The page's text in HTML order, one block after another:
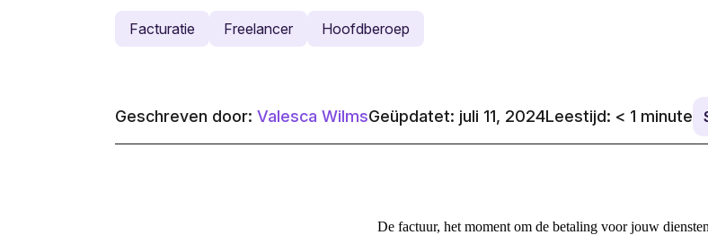
Facturatie Freelancer Hoofdberoep
Geschreven door: Valesca WilmsGeüpdatet: juli 11, 2024Leestijd: < 1 minute
De factuur, het moment om de betaling voor jouw